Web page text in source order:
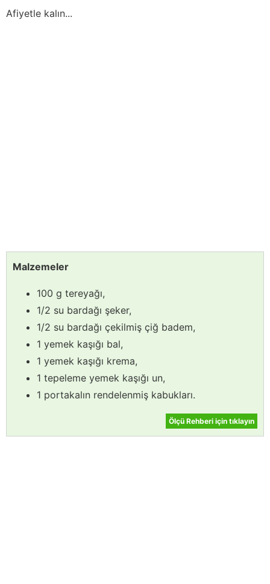
Afiyetle kalın...
Malzemeler
100 g tereyağı,
1/2 su bardağı şeker,
1/2 su bardağı çekilmiş çiğ badem,
1 yemek kaşığı bal,
1 yemek kaşığı krema,
1 tepeleme yemek kaşığı un,
1 portakalın rendelenmiş kabukları.
Ölçü Rehberi için tıklayın